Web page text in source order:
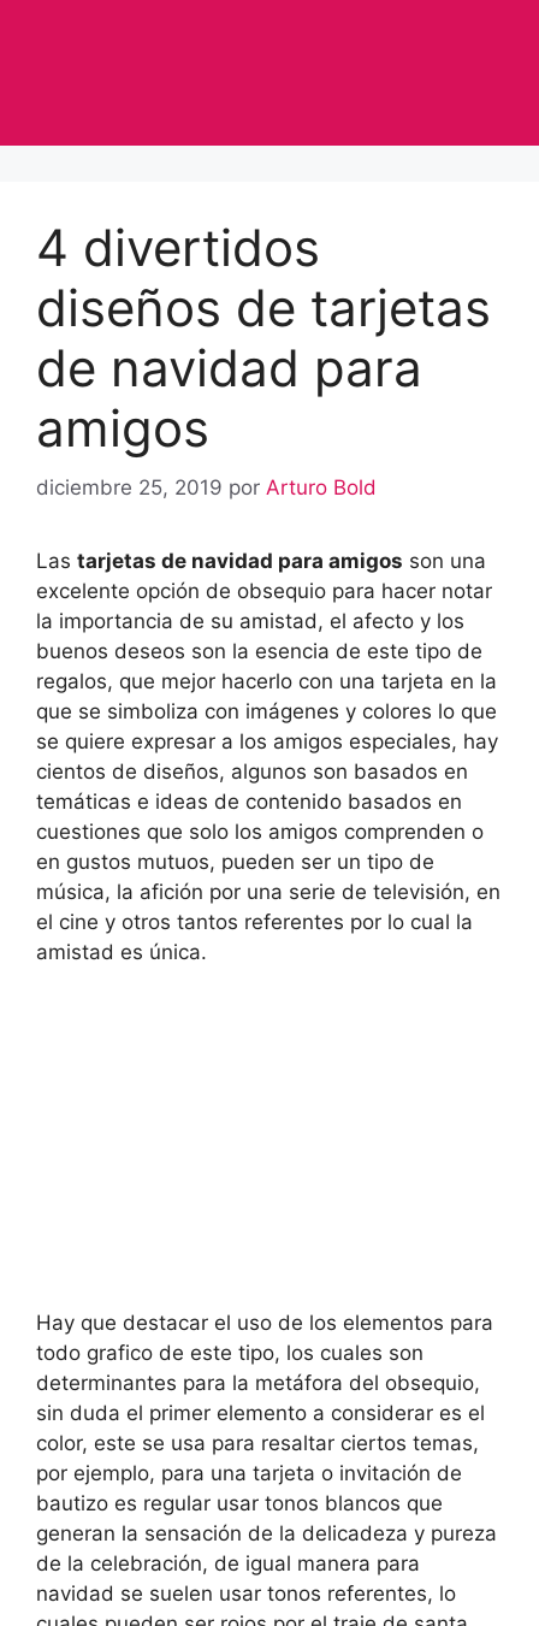
4 divertidos
diseños de tarjetas
de navidad para
amigos
diciembre 25, 2019 por Arturo Bold
Las tarjetas de navidad para amigos son una
excelente opción de obsequio para hacer notar
la importancia de su amistad, el afecto y los
buenos deseos son la esencia de este tipo de
regalos, que mejor hacerlo con una tarjeta en la
que se simboliza con imágenes y colores lo que
se quiere expresar a los amigos especiales, hay
cientos de diseños, algunos son basados en
temáticas e ideas de contenido basados en
cuestiones que solo los amigos comprenden o
en gustos mutuos, pueden ser un tipo de
música, la afición por una serie de televisión, en
el cine y otros tantos referentes por lo cual la
amistad es única.
Hay que destacar el uso de los elementos para
todo grafico de este tipo, los cuales son
determinantes para la metáfora del obsequio,
sin duda el primer elemento a considerar es el
color, este se usa para resaltar ciertos temas,
por ejemplo, para una tarjeta o invitación de
bautizo es regular usar tonos blancos que
generan la sensación de la delicadeza y pureza
de la celebración, de igual manera para
navidad se suelen usar tonos referentes, lo